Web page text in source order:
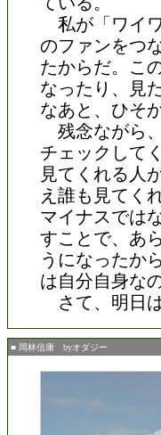
私が「ワイ
のファンをつ
たからだ。こ
なったり、見
なあと、ひそ
残念ながら
チェックして
見てくれる人
え誰も見てく
マイナスでは
すことで、あ
うになったか
は自分自身な
さて、明日
■ 岡林信康 byオダジー